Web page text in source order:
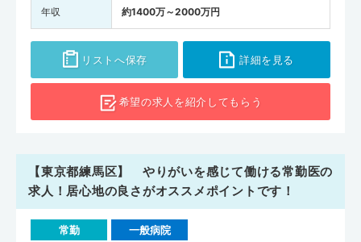
年収 約1400万～2000万円
リストへ保存 詳細を見る
希望の求人を紹介してもらう
【東京都練馬区】 やりがいを感じて働ける常勤医の
求人！居心地の良さがオススメポイントです！
常勤 一般病院